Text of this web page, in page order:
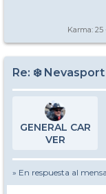
Karma: 25
Re: ❄️
GENERAL CAR
VER
» En respuesta al